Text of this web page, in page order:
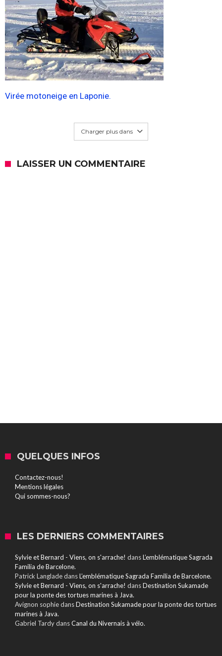
Virée motoneige en Laponie.
Charger plus dans
LAISSER UN COMMENTAIRE
QUELQUES INFOS
Contactez-nous!
Mentions légales
Qui sommes-nous?
LES DERNIERS COMMENTAIRES
Sylvie et Bernard - Viens, on s'arrache! dansL’emblématique Sagrada
Familia de Barcelone.
Patrick LangladedansL’emblématique Sagrada Familia de Barcelone.
Sylvie et Bernard - Viens, on s'arrache! dansDestination Sukamade
pour la ponte des tortues marines à Java.
Avignon sophiedansDestination Sukamade pour la ponte des tortues
marines à Java.
Gabriel TardydansCanal du Nivernais à vélo.